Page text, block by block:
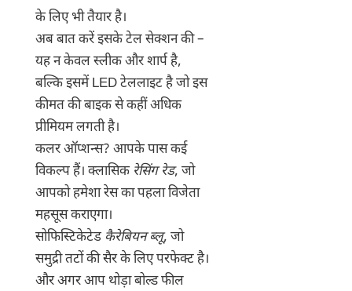
के लिए भी तैयार है।
अब बात करें इसके टेल सेक्शन की –
यह न केवल स्लीक और शार्प है,
बल्कि इसमें LED टेललाइट है जो इस
कीमत की बाइक से कहीं अधिक
प्रीमियम लगती है।
कलर ऑप्शन्स? आपके पास कई
विकल्प हैं। क्लासिक रेसिंग रेड, जो
आपको हमेशा रेस का पहला विजेता
महसूस कराएगा।
सोफिस्टिकेटेड कैरेबियन ब्लू, जो
समुद्री तटों की सैर के लिए परफेक्ट है।
और अगर आप थोड़ा बोल्ड फील